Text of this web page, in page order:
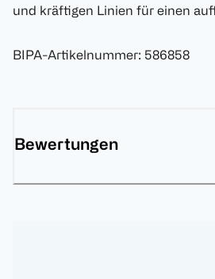
und kräftigen Linien für einen
BIPA-Artikelnummer: 586858
Bewertungen